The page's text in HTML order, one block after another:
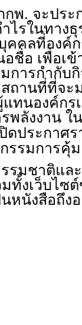
. จะประ
ไรในทาง
คคลที่องค์
อชื่อ เพื่อเ
การกำกับ
ถานที่ที่จะ
ทนองค์กร
พลังงาน
ดประกาศ
รรมการคุ้
รมชาติแล
ทั้งเว็บไซ
นหนังสือถึง